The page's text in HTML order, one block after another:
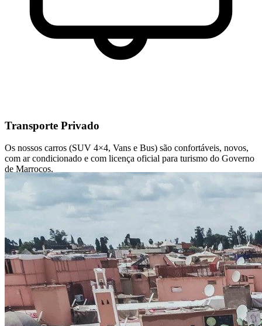
Transporte Privado
Os nossos carros (SUV 4×4, Vans e Bus) são confortáveis, novos,
com ar condicionado e com licença oficial para turismo do Governo
de Marrocos.
EXPLORAR MAIS TOURS